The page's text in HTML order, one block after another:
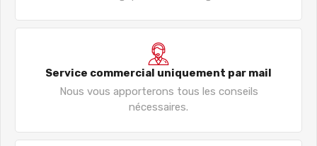
Service commercial uniquement par mail
Nous vous apporterons tous les conseils
nécessaires.